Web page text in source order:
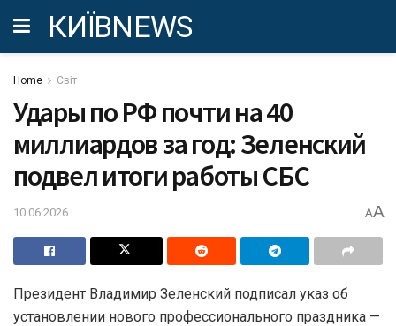
КИЇВNEWS
Home Світ
Удары по РФ почти на 40
миллиардов за год: Зеленский
подвел итоги работы СБС
10.06.2026 AA
Президент Владимир Зеленский подписал указ об
установлении нового профессионального праздника —